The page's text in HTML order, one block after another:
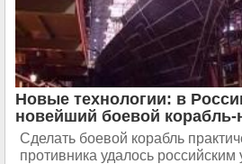
Новые технологии: в
новейший боевой корабль-
Сделать боевой корабль
противника удалось